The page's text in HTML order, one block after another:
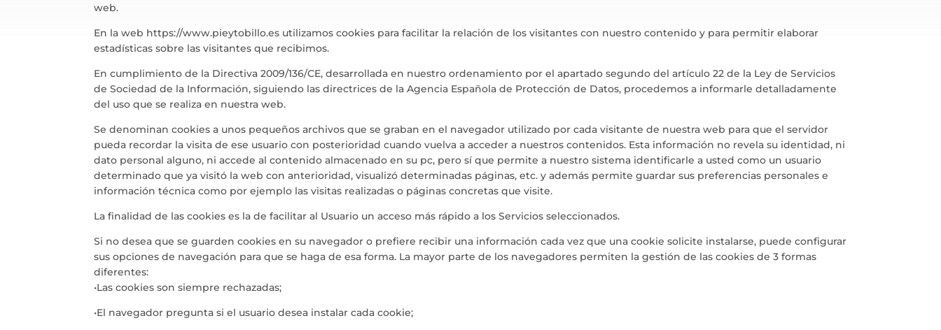
web.
En la web https://www.pieytobillo.es utilizamos cookies para facilitar la relación de los visitantes con nuestro contenido y para permitir elaborar
estadísticas sobre las visitantes que recibimos.
En cumplimiento de la Directiva 2009/136/CE, desarrollada en nuestro ordenamiento por el apartado segundo del artículo 22 de la Ley de Servicios
de Sociedad de la Información, siguiendo las directrices de la Agencia Española de Protección de Datos, procedemos a informarle detalladamente
del uso que se realiza en nuestra web.
Se denominan cookies a unos pequeños archivos que se graban en el navegador utilizado por cada visitante de nuestra web para que el servidor
pueda recordar la visita de ese usuario con posterioridad cuando vuelva a acceder a nuestros contenidos. Esta información no revela su identidad, ni
dato personal alguno, ni accede al contenido almacenado en su pc, pero sí que permite a nuestro sistema identificarle a usted como un usuario
determinado que ya visitó la web con anterioridad, visualizó determinadas páginas, etc. y además permite guardar sus preferencias personales e
información técnica como por ejemplo las visitas realizadas o páginas concretas que visite.
La finalidad de las cookies es la de facilitar al Usuario un acceso más rápido a los Servicios seleccionados.
Si no desea que se guarden cookies en su navegador o prefiere recibir una información cada vez que una cookie solicite instalarse, puede configurar
sus opciones de navegación para que se haga de esa forma. La mayor parte de los navegadores permiten la gestión de las cookies de 3 formas
diferentes:
•Las cookies son siempre rechazadas;
•El navegador pregunta si el usuario desea instalar cada cookie;